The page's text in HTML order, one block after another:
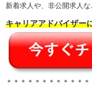
新着求人や、非公開求人
キャリアアドバイザー
＊＊＊＊＊＊＊＊＊＊＊